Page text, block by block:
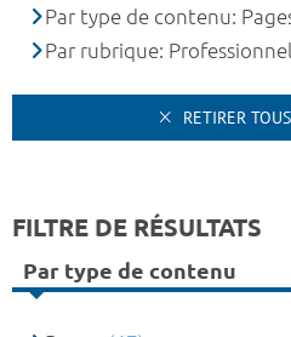
Par type de contenu:
Par rubrique:
RETIRER
FILTRE DE RÉSULTATS
Par type de contenu